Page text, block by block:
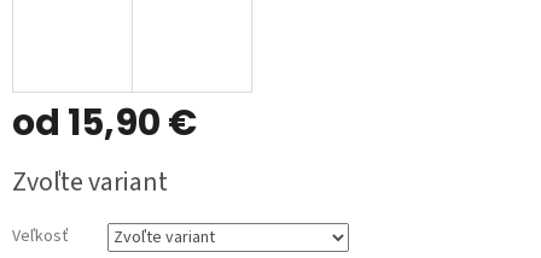
od 15,90 €
cena:
Zvoľte variant
Veľkosť